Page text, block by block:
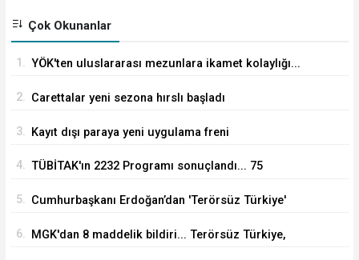
Çok Okunanlar
1. YÖK'ten uluslararası mezunlara ikamet kolaylığı...
2. Carettalar yeni sezona hırslı başladı
3. Kayıt dışı paraya yeni uygulama freni
4. TÜBİTAK'ın 2232 Programı sonuçlandı... 75
5. Cumhurbaşkanı Erdoğan’dan 'Terörsüz Türkiye'
6. MGK'dan 8 maddelik bildiri... Terörsüz Türkiye,